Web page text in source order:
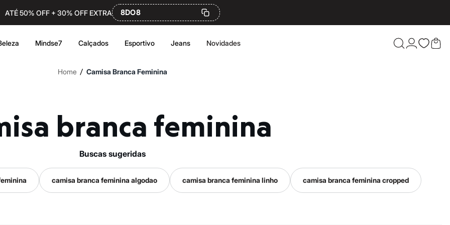
ATÉ 50% OFF + 30% OFF EXTRA 8DO8
Mindse7 Calçados Esportivo Jeans Novidades
Confira
Home / Camisa Branca Feminina
branca feminina
buscas sugeridas
camisa branca feminina algodao camisa branca feminina linho camisa branca feminina cropped